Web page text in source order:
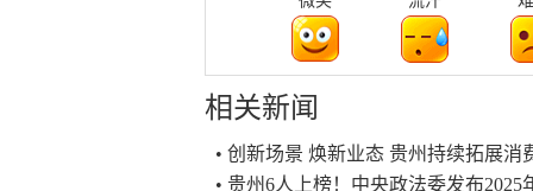
相关新闻
• 创新场景 焕新业态 贵州持续拓展消
• 贵州6人上榜！中央政法委发布